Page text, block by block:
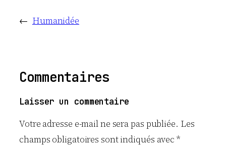
← Humanidée
Commentaires
Laisser un commentaire
Votre adresse e-mail ne sera pas publiée. Les
champs obligatoires sont indiqués avec*